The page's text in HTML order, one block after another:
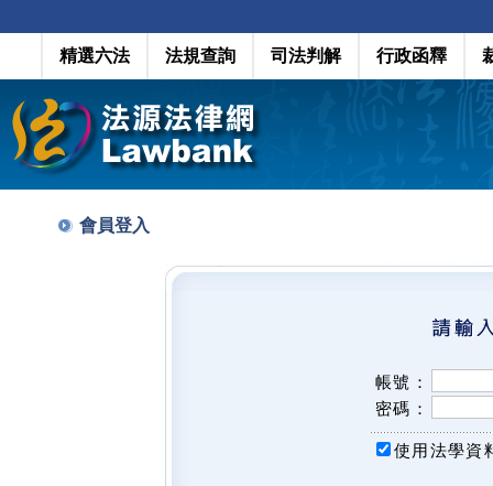
精選六法 法規查詢 司法判解 行政函釋
會員登入
帳號：
密碼：
使用法學資